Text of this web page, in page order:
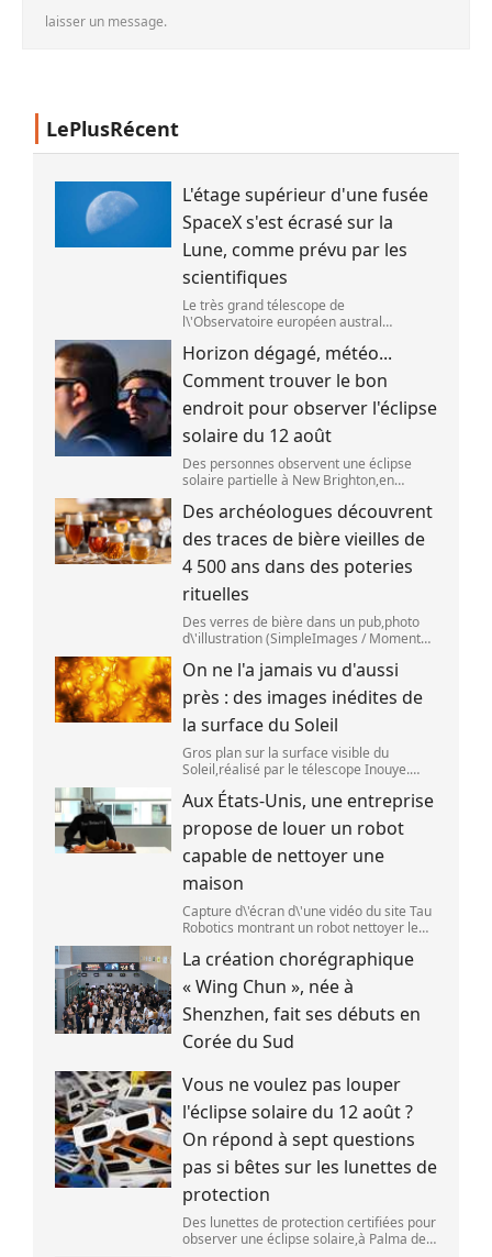
laisser un message.
LePlusRécent
L'étage supérieur d'une fusée
SpaceX s'est écrasé sur la
Lune, comme prévu par les
scientifiques
Le très grand télescope de
l\'Observatoire européen austral
que l\'étage supérieur d\'une fusée de
SpaceX s\'est bien écrasé sur la Lune,le 5
aoû
Horizon dégagé, météo...
Comment trouver le bon
endroit pour observer l'éclipse
solaire du 12 août
Des personnes observent une éclipse
solaire partielle à New Brighton,en
(SANKA VIDANAGAMA )
Des archéologues découvrent
des traces de bière vieilles de
4 500 ans dans des poteries
rituelles
Des verres de bière dans un pub,photo
d\'illustration (SimpleImages / Moment
alcoolisée du monde. Les premières
traces de bière ont été retrouvées ch
On ne l'a jamais vu d'aussi
près : des images inédites de
la surface du Soleil
Gros plan sur la surface visible du
Soleil,réalisé par le télescope Inouye.
(NSF/NSO/AURA/MPS) Certains se
préparent peut-être à photographier le
mieux possible l\'éclipse solaire,prévue le
1
Aux États-Unis, une entreprise
propose de louer un robot
capable de nettoyer une
maison
Capture d\'écran d\'une vidéo du site Tau
Robotics montrant un robot nettoyer le
Robotics)
La création chorégraphique
« Wing Chun », née à
Shenzhen, fait ses débuts en
Corée du Sud
Vous ne voulez pas louper
l'éclipse solaire du 12 août ?
On répond à sept questions
pas si bêtes sur les lunettes de
protection
Des lunettes de protection certifiées pour
observer une éclipse solaire,à Palma de